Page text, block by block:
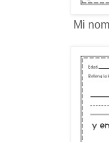
Mi